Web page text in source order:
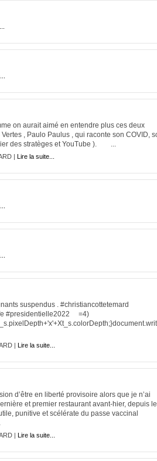
on aurait aimé en entendre plus ces deux
, Paulo Paulus , qui raconte son COVID,
des stratèges et YouTube ). ...
| Lire la suite...
suspendus . #christiancottetemard
#presidentielle2022 =4)
| Lire la suite...
d’être en liberté provisoire alors que je n’ai
et premier restaurant avant-hier, depuis le
punitive et scélérate du passe vaccinal
| Lire la suite...